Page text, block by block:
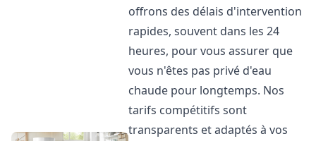
offrons des délais d'intervention
rapides, souvent dans les 24
heures, pour vous assurer que
vous n'êtes pas privé d'eau
chaude pour longtemps. Nos
tarifs compétitifs sont
transparents et adaptés à vos